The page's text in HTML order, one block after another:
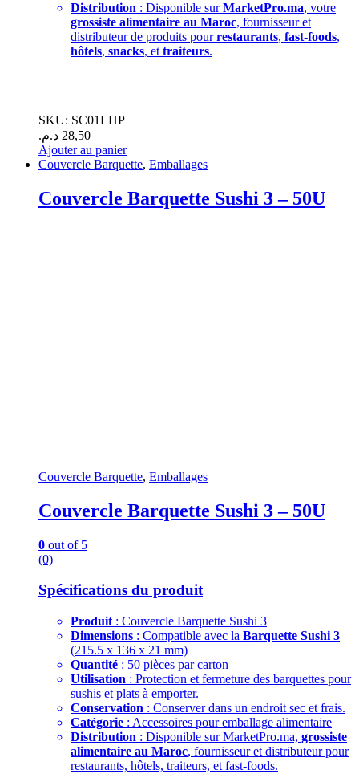
Distribution : Disponible surMarketPro.ma, votre
grossiste alimentaire au Maroc, fournisseur et
distributeur de produits pourrestaurants, fast-foods,
hôtels, snacks, et traiteurs.
SKU: SC01LHP
28,50 د.م.
Ajouter au panier
Couvercle Barquette, Emballages
Couvercle Barquette Sushi 3 – 50U
Couvercle Barquette, Emballages
Couvercle Barquette Sushi 3 – 50U
0 out of 5
(0)
Spécifications du produit
Produit : Couvercle Barquette Sushi 3
Dimensions : Compatible avec la Barquette Sushi 3
(215.5 x 136 x 21 mm)
Quantité : 50 pièces par carton
Utilisation : Protection et fermeture des barquettes pour
sushis et plats à emporter.
Conservation : Conserver dans un endroit sec et frais.
Catégorie : Accessoires pour emballage alimentaire
Distribution : Disponible sur MarketPro.ma, grossiste
alimentaire au Maroc, fournisseur et distributeur pour
restaurants, hôtels, traiteurs, et fast-foods.